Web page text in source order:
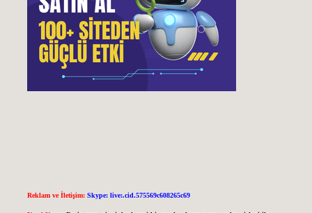
Reklam ve İletişim: Skype: live:.cid.575569c608265c69